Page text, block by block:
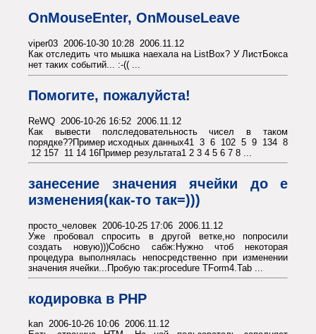
OnMouseEnter, OnMouseLeave
viper03 2006-10-30 10:28 2006.11.12
Как отследить что мышка наехала на ListBox? У ЛистБокса
нет таких событий... :-(( ...
Помогите, пожалуйста!
ReWQ 2006-10-26 16:52 2006.11.12
Как вывести полследовательность чисел в таком
порядке??Пример исходных данных41 3 6 102 5 9 134 8
12 157 11 14 16Пример результата1 2 3 4 5 6 7 8 ...
занесение значения ячейки до е
изменения(как-то так=)))
просто_человек 2006-10-25 17:06 2006.11.12
Уже пробовал спросить в другой ветке,но попросили
создать новую)))Собсно сабж:Нужно чтоб некоторая
процедура выполнялась непосредственно при изменении
значения ячейки...Пробую так:procedure TForm4.Tab ...
кодировка в PHP
kan 2006-10-26 10:06 2006.11.12